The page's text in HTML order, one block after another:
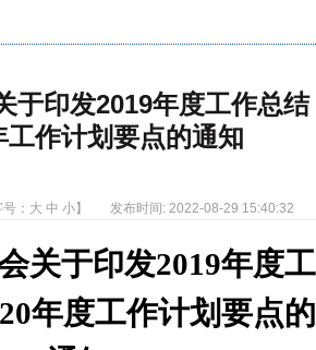
于印发2019年度工作总结
工作计划要点的通知
发布时间: 2022-08-29 15:40:32
号： 大 中 小】
关于印发2019年度工
年度工作计划要点的